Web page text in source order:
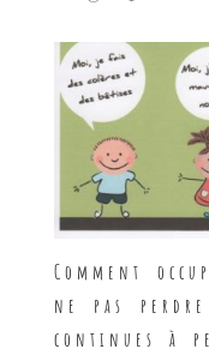
Comment
ne pas
continues à